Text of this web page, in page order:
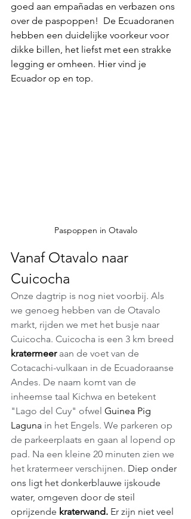
goed aan empañadas en verbazen ons
over de paspoppen!  De Ecuadoranen
hebben een duidelijke voorkeur voor
dikke billen, het liefst met een strakke
legging er omheen. Hier vind je
Ecuador op en top.
Paspoppen in Otavalo
Vanaf Otavalo naar
Cuicocha
Onze dagtrip is nog niet voorbij. Als
we genoeg hebben van de Otavalo
markt, rijden we met het busje naar
Cuicocha. Cuicocha is een 3 km breed
kratermeer aan de voet van de
Cotacachi-vulkaan in de Ecuadoraanse
Andes. De naam komt van de
inheemse taal Kichwa en betekent
"Lago del Cuy" ofwel Guinea Pig
Laguna in het Engels. We parkeren op
de parkeerplaats en gaan al lopend op
pad. Na een kleine 20 minuten zien we
het kratermeer verschijnen. Diep onder
ons ligt het donkerblauwe ijskoude
water, omgeven door de steil
oprijzende kraterwand. Er zijn niet veel